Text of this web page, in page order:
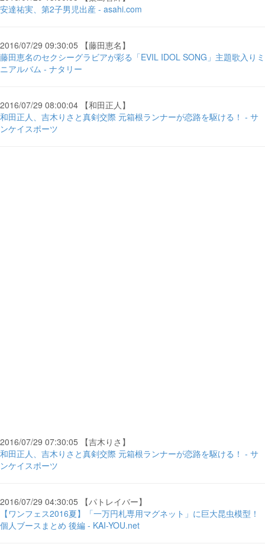
安達祐実、第2子男児出産 - asahi.com
2016/07/29 09:30:05 【藤田恵名】
藤田恵名のセクシーグラビアが彩る「EVIL IDOL SONG」主題歌入りミ
ニアルバム - ナタリー
2016/07/29 08:00:04 【和田正人】
和田正人、吉木りさと真剣交際 元箱根ランナーが恋路を駆ける！ - サ
ンケイスポーツ
2016/07/29 07:30:05 【吉木りさ】
和田正人、吉木りさと真剣交際 元箱根ランナーが恋路を駆ける！ - サ
ンケイスポーツ
2016/07/29 04:30:05 【パトレイバー】
【ワンフェス2016夏】「一万円札専用マグネット」に巨大昆虫模型！
個人ブースまとめ 後編 - KAI-YOU.net